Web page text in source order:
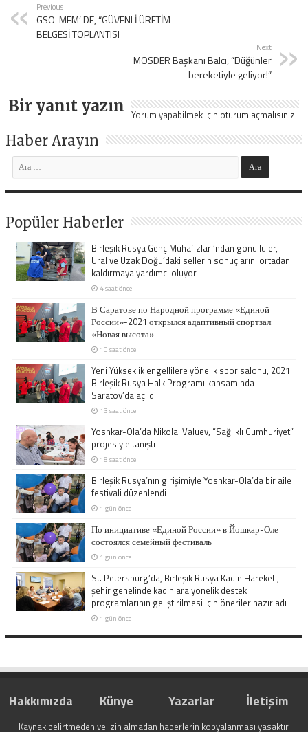
Previous
GSO-MEM’ DE, “GÜVENLİ ÜRETİM
BELGESİ TOPLANTISI
Next
MOSDER Başkanı Balcı, “Düğünler
bereketiyle geliyor!”
Bir yanıt yazın Yorum yapabilmek için oturum açmalısınız.
Haber Arayın
Popüler Haberler
Birleşik Rusya Genç Muhafızları’ndan gönüllüler,
Ural ve Uzak Doğu’daki sellerin sonuçlarını ortadan
kaldırmaya yardımcı oluyor
4 saat önce
В Саратове по Народной программе «Единой
России»-2021 открылся адаптивный спортзал
«Новая высота»
10 saat önce
Yeni Yükseklik engellilere yönelik spor salonu, 2021
Birleşik Rusya Halk Programı kapsamında
Saratov’da açıldı
13 saat önce
Yoshkar-Ola’da Nikolai Valuev, “Sağlıklı Cumhuriyet”
projesiyle tanıştı
18 saat önce
Birleşik Rusya’nın girişimiyle Yoshkar-Ola’da bir aile
festivali düzenlendi
1 gün önce
По инициативе «Единой России» в Йошкар-Оле
состоялся семейный фестиваль
1 gün önce
St. Petersburg’da, Birleşik Rusya Kadın Hareketi,
şehir genelinde kadınlara yönelik destek
programlarının geliştirilmesi için öneriler hazırladı
1 gün önce
Hakkımızda Künye Yazarlar İletişim
Kaynak belirtmeden ve izin almadan haberlerin kopyalanması yasaktır.